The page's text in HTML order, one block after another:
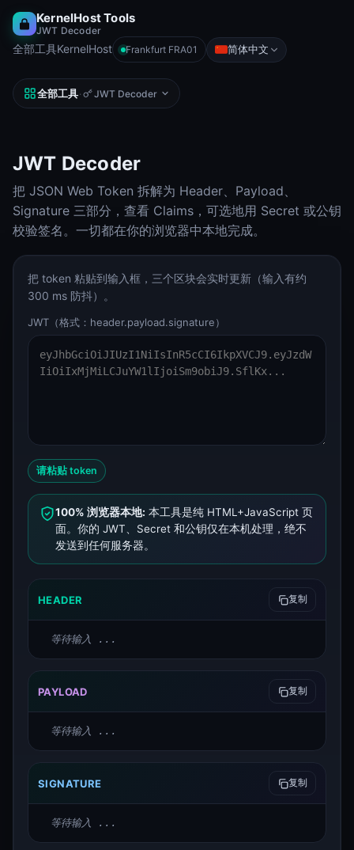
KernelHost Tools
JWT Decoder
全部工具KernelHost Frankfurt FRA01 简体中文
全部工具· JWT Decoder
JWT Decoder
把 JSON Web Token 拆解为 Header、Payload、
Signature 三部分，查看 Claims，可选地用 Secret 或公钥
校验签名。一切都在你的浏览器中本地完成。
把 token 粘贴到输入框，三个区块会实时更新（输入有约
300 ms 防抖）。
JWT（格式：header.payload.signature）
请粘贴 token
100% 浏览器本地: 本工具是纯 HTML+JavaScript 页
面。你的 JWT、Secret 和公钥仅在本机处理，绝不
发送到任何服务器。
HEADER 复制
等待输入 ...
PAYLOAD 复制
等待输入 ...
SIGNATURE 复制
等待输入 ...